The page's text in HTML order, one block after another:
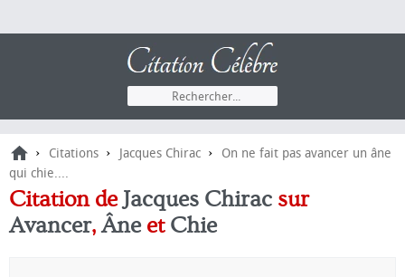
› Citations › Jacques Chirac ›
On ne fait pas avancer un âne
qui chie....
Citation deJacques Chirac sur
Avancer,Âneet Chie